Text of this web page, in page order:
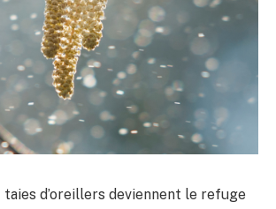
d’oreillers deviennent le refuge